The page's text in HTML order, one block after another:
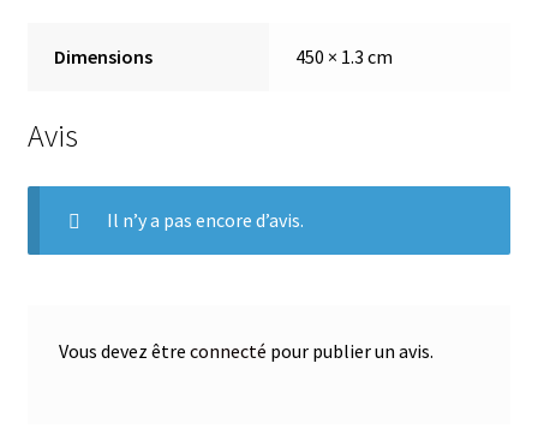
Dimensions 450 × 1.3 cm
Avis
Il n’y a pas encore d’avis.
Vous devez être connecté pour publier un avis.